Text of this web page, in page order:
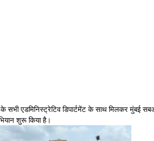
एडमिनिस्ट्रेटिव डिपार्टमेंट के साथ मिलकर मुंबई
शुरू किया है।